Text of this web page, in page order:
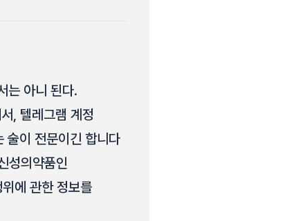
는 아니 된다.
, 텔레그램 계정
이 전문이긴 합니다
성의약품인
에 관한 정보를